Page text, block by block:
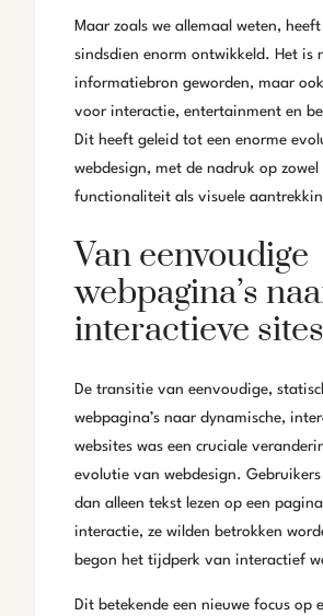
Maar zoals we allemaal weten,
sindsdien enorm ontwikkeld. Het is
informatiebron geworden, maar
voor interactie, entertainment en
Dit heeft geleid tot een enorme
webdesign, met de nadruk op zowel
functionaliteit als visuele
Van eenvoudige
webpagina’s
interactieve sites
De transitie van eenvoudige,
webpagina’s naar dynamische,
websites was een cruciale
evolutie van webdesign.
dan alleen tekst lezen op een
interactie, ze wilden betrokken
begon het tijdperk van interactief
Dit betekende een nieuwe focus op